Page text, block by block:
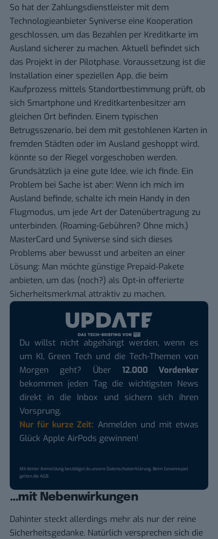
So hat der Zahlungsdienstleister mit dem
Technologieanbieter Syniverse eine Kooperation
geschlossen, um das Bezahlen per Kreditkarte im
Ausland sicherer zu machen. Aktuell befindet sich
das Projekt in der Pilotphase. Voraussetzung ist die
Installation einer speziellen App, die beim
Kaufprozess mittels Standortbestimmung prüft, ob
sich Smartphone und Kreditkartenbesitzer am
gleichen Ort befinden. Einem typischen
Betrugsszenario, bei dem mit gestohlenen Karten in
fremden Städten oder im Ausland geshoppt wird,
könnte so der Riegel vorgeschoben werden.
Grundsätzlich ja eine gute Idee, wie ich finde. Ein
Problem bei Sache ist aber: Wenn ich mich im
Ausland befinde, schalte ich mein Handy in den
Flugmodus, um jede Art der Datenübertragung zu
unterbinden. (Roaming-Gebühren? Ohne mich.)
MasterCard und Syniverse sind sich dieses
Problems aber bewusst und arbeiten an einer
Lösung: Man möchte günstige Prepaid-Pakete
anbieten, um das (noch?) als Opt-in offerierte
Sicherheitsmerkmal attraktiv zu machen.
Du willst nicht abgehängt werden, wenn es
um KI, Green Tech und die Tech-Themen von
Morgen geht? Über 12.000 Vordenker
bekommen jeden Tag die wichtigsten News
direkt in die Inbox und sichern sich ihren
Vorsprung.
Nur für kurze Zeit: Anmelden und mit etwas
Glück Apple AirPods gewinnen!
Mit deiner Anmeldung bestätigst du unsereDatenschutzerklärung. Beim Gewinnspiel
gelten dieAGB.
…mit Nebenwirkungen
Dahinter steckt allerdings mehr als nur der reine
Sicherheitsgedanke. Natürlich versprechen sich die